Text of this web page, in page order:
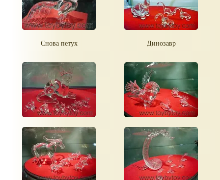
Снова петух Динозавр